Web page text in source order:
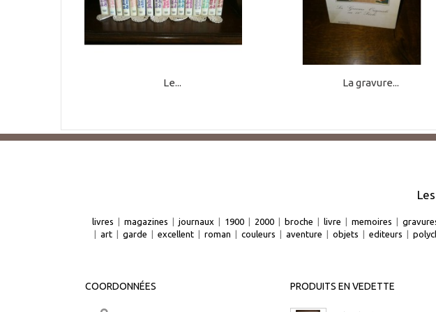
Le... La gravure...
livres | magazines | journaux | 1900 | 2000 | broche | livre | memoires |
| art | garde | excellent | roman | couleurs | aventure | objets | editeurs |
COORDONNÉES PRODUITS EN VEDETTE